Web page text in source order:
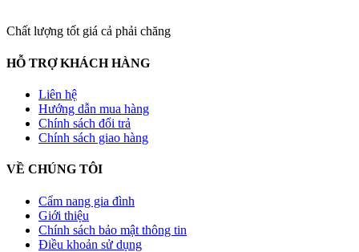
Chất lượng tốt giá cả phải chăng
HỖ TRỢ KHÁCH HÀNG
Liên hệ
Hướng dẫn mua hàng
Chính sách đổi trả
Chính sách giao hàng
VỀ CHÚNG TÔI
Cẩm nang gia đình
Giới thiệu
Chính sách bảo mật thông tin
Điều khoản sử dụng